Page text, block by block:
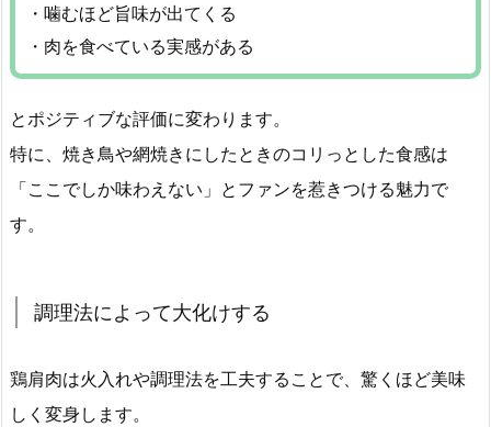
・噛むほど旨味が出てくる
・肉を食べている実感がある
とポジティブな評価に変わります。
特に、焼き鳥や網焼きにしたときのコリっとした食感は
「ここでしか味わえない」とファンを惹きつける魅力で
す。
調理法によって大化けする
鶏肩肉は火入れや調理法を工夫することで、驚くほど美味
しく変身します。